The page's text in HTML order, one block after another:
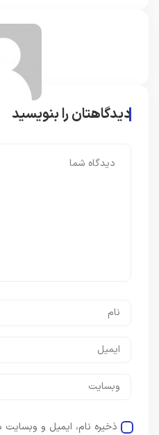
دیدگاهتان را بنویسید
ذخیره نام، ایمیل و وبسایت